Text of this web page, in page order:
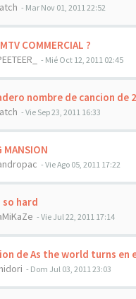
- Mar Nov 01, 2011 22:52
COMMERCIAL ?
- Mié Oct 12, 2011 02:45
nombre de cancion de
- Vie Sep 23, 2011 16:33
MANSION
- Vie Ago 05, 2011 17:22
hard
- Vie Jul 22, 2011 17:14
de As the world turns en
- Dom Jul 03, 2011 23:03